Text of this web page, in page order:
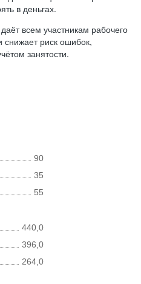
в деньгах.
всем участникам рабочего
риск ошибок,
занятости.
90
35
55
440,0
396,0
264,0